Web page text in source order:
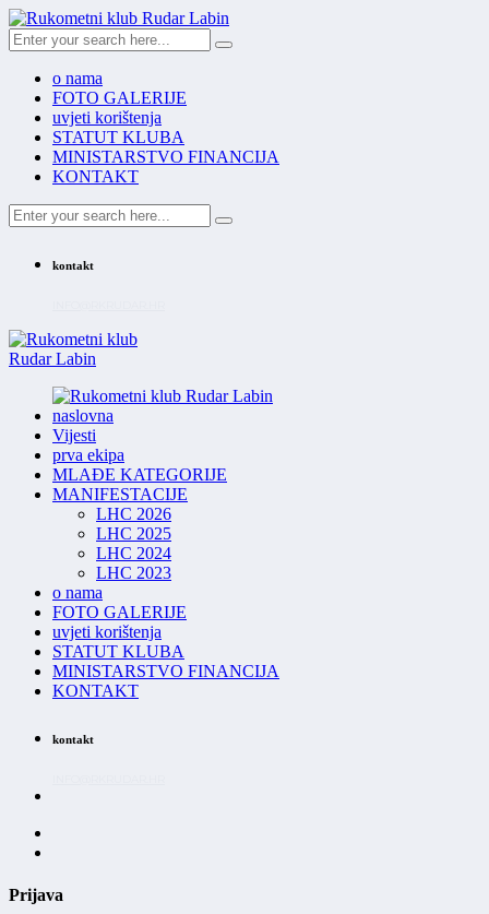
o nama
FOTO GALERIJE
uvjeti korištenja
STATUT KLUBA
MINISTARSTVO FINANCIJA
KONTAKT
kontakt
naslovna
Vijesti
prva ekipa
MLAĐE KATEGORIJE
MANIFESTACIJE
LHC 2026
LHC 2025
LHC 2024
LHC 2023
o nama
FOTO GALERIJE
uvjeti korištenja
STATUT KLUBA
MINISTARSTVO FINANCIJA
KONTAKT
kontakt
Prijava